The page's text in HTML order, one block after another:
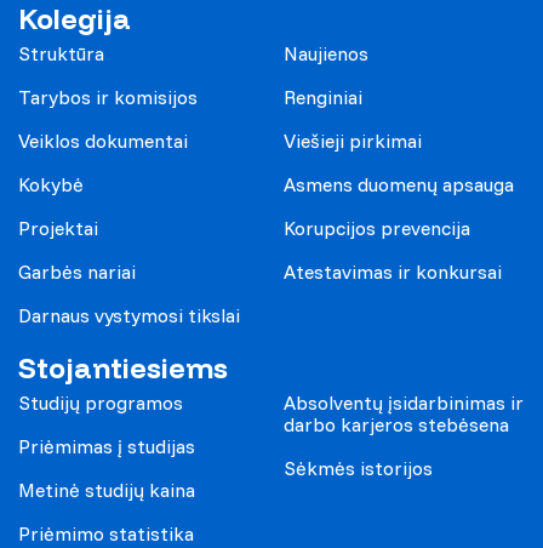
Kolegija
Struktūra
Tarybos ir komisijos
Veiklos dokumentai
Kokybė
Projektai
Garbės nariai
Darnaus vystymosi tikslai
Naujienos
Renginiai
Viešieji pirkimai
Asmens duomenų apsauga
Korupcijos prevencija
Atestavimas ir konkursai
Stojantiesiems
Studijų programos
Priėmimas į studijas
Metinė studijų kaina
Priėmimo statistika
Absolventų įsidarbinimas ir
darbo karjeros stebėsena
Sėkmės istorijos